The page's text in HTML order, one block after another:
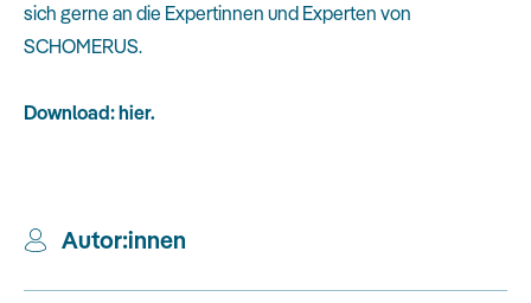
sich gerne an die Expertinnen und Experten von
SCHOMERUS.
Download:hier.
Autor:innen